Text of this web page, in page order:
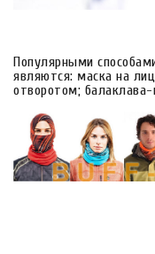
Популярными
являются: маска на
отворотом;